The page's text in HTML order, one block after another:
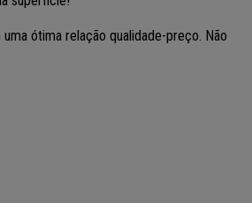
ótima relação qualidade-preço. Não